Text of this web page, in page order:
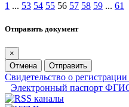
1 ... 53 54 55 56 57 58 59 ... 61
Отправить документ
×
Отмена
Отправить
Свидетельство о
Электронный паспорт